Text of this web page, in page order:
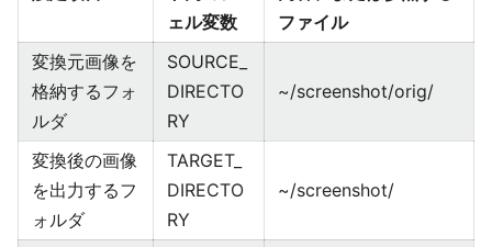
ェル変数
ファイル
変換元画像を
格納するフォ
ルダ
SOURCE_
DIRECTO
RY
~/screenshot/orig/
変換後の画像
を出力するフ
ォルダ
TARGET_
DIRECTO
RY
~/screenshot/